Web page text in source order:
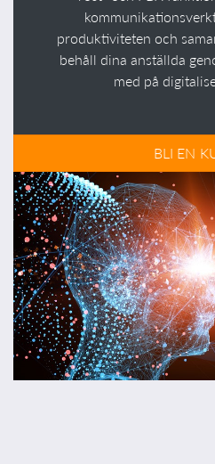
produktiviteten och
behåll dina anställda
med på
BLI EN